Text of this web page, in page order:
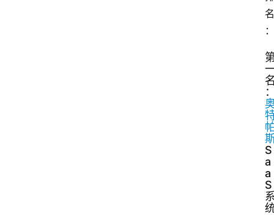
名
：
S
a
a
S